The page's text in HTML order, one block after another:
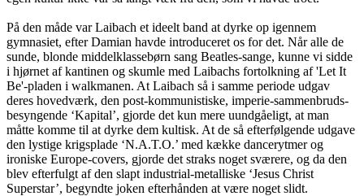
På den måde var Laibach et ideelt band at dyrke op igennem
gymnasiet, efter Damian havde introduceret os for det. Når alle de
sunde, blonde middelklassebørn sang Beatles-sange, kunne vi sidde
i hjørnet af kantinen og skumle med Laibachs fortolkning af 'Let It
Be'-pladen i walkmanen. At Laibach så i samme periode udgav
deres hovedværk, den post-kommunistiske, imperie-sammenbruds-
besyngende ‘Kapital’, gjorde det kun mere uundgåeligt, at man
måtte komme til at dyrke dem kultisk. At de så efterfølgende udgave
den lystige krigsplade ‘N.A.T.O.’ med kække dancerytmer og
ironiske Europe-covers, gjorde det straks noget sværere, og da den
blev efterfulgt af den slapt industrial-metalliske ‘Jesus Christ
Superstar’, begyndte joken efterhånden at være noget slidt.